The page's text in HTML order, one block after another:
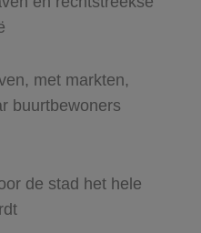
met markten,
buurtbewoners
de stad het hele